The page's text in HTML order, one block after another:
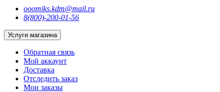
ooomiks.kdm@mail.ru
8(800)-200-01-56
Услуги магазина
Обратная связь
Мой аккаунт
Доставка
Отследить заказ
Мои заказы